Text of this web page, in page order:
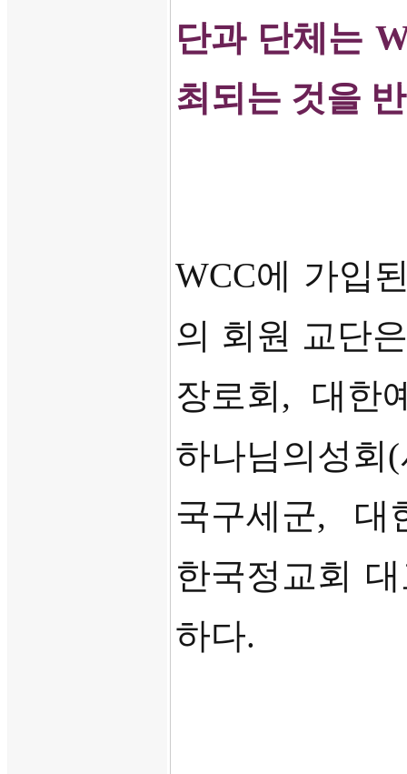
단과 단체는
최되는 것을
WCC에 가입
의 회원 교단
장로회, 대한
하나님의성회(
국구세군, 대
한국정교회
하다.